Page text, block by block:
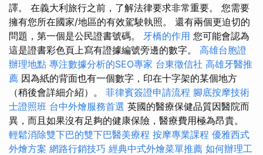
譯。 在義大利旅行之前，了解法律要求非常重要。 您需要
擁有您所在國家/地區的有效駕駛執照。 還有兩個更迫切的
問題，第一個是公民證書號碼。 牙橋的作用 您可能會認為
這是證書彩色頁上寫有證據編號旁邊的數字。 高雄台胞證
辦理地點 專注數據分析的SEO專家 台東徵信社 高雄牙醫推
薦 因為紙的背面也有一個數字，印在十字架的某個地方
（稍後會詳細介紹）。 菲律賓簽證申請流程 腳底按摩技術
士證照班 台中外燴服務首選 英國的醫療保健品質因醫院而
異，而且如果沒有足夠的健康保險，醫療費用極為昂貴。
輕鬆消除雙下巴的雙下巴醫美療程 按摩專業課程 優雅西式
外燴方案 網路行銷技巧 經典中式外燴菜單推薦 如何辦理工